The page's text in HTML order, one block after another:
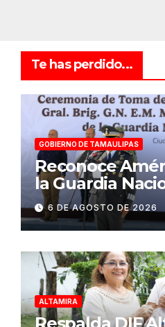
Te has perdido...
GOBIERNO DE TAMAULIPAS
Reconoce
la Guardia
Tamaulipas;
llegada del
coordinador
6 DE AGOSTO DE 2026
ALTAMIRA
Respalda DIF